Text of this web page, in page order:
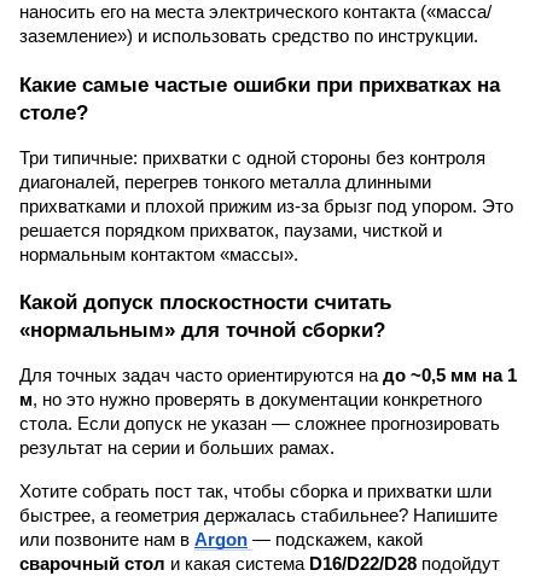
наносить его на места электрического контакта («масса/
заземление») и использовать средство по инструкции.
Какие самые частые ошибки при прихватках на
столе?
Три типичные: прихватки с одной стороны без контроля
диагоналей, перегрев тонкого металла длинными
прихватками и плохой прижим из-за брызг под упором. Это
решается порядком прихваток, паузами, чисткой и
нормальным контактом «массы».
Какой допуск плоскостности считать
«нормальным» для точной сборки?
Для точных задач часто ориентируются надо ~0,5 мм на 1
м, но это нужно проверять в документации конкретного
стола. Если допуск не указан — сложнее прогнозировать
результат на серии и больших рамах.
Хотите собрать пост так, чтобы сборка и прихватки шли
быстрее, а геометрия держалась стабильнее? Напишите
или позвоните нам в Argon — подскажем, какой
сварочный стол и какая система D16/D22/D28 подойдут